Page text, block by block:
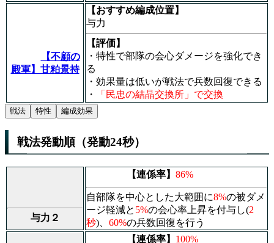
【不顧の
殿軍】甘粕景持
【おすすめ編成位置】
与力
【評価】
・特性で部隊の会心ダメージを強化でき
る
・効果量は低いが戦法で兵数回復できる
・
「民忠の結晶交換所」で交換
戦法 特性 編成効果
戦法発動順（発動24秒）
与力２
【連係率】 86%
自部隊を中心とした大範囲に8%の被ダメ
ージ軽減と 5%の会心率上昇を付与し(2
秒)、 60%の兵数回復を行う
【連係率】 100%